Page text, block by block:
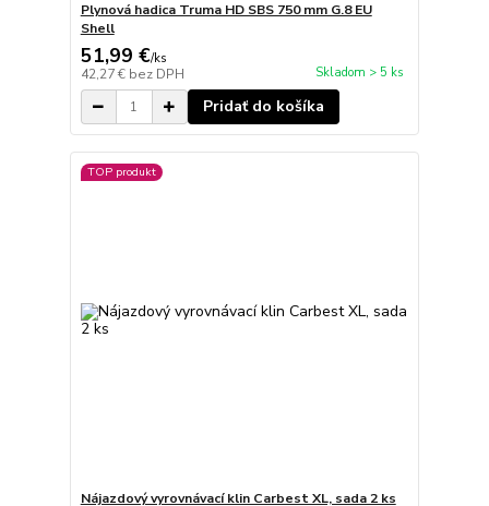
Plynová hadica Truma HD SBS 750 mm G.8 EU
Shell
51,99 €/ks
42,27 € bez DPH Skladom > 5 ks
Pridať do košíka
TOP produkt
Nájazdový vyrovnávací klin Carbest XL, sada 2 ks